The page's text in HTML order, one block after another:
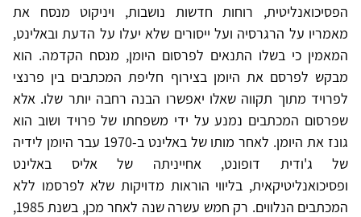
הפסיכואנליטית, רוחות חדשות נושבות, ויניקוט מנסח את
מאמריו על הרגרסיה ועל ייסורים שלא יעלו על הדעת ובאלינט,
המאמין כי בשלו התנאים לפרסום היומן, מנסח הקדמה. הוא
מבקש לפרסם את היומן בצירוף חליפת המכתבים בין פרנצי
לפרויד מתוך תקווה שאלו יאפשרו הבנה רחבה יותר שלו. אלא
שפרסום המכתבים נמנע על ידי משפחתו של פרויד ושוב הוא
גונז את היומן. לאחר מותו של באלינט ב-1970 עבר היומן לידיה
של ג'ודית דופונט, אחייניתה של אליס באלינט
ופסיכואנליטיקאית, בליווי הוראות מדויקות שלא לפרסמו ללא
המכתבים הנלווים. רק חמש עשרה שנה לאחר מכן, בשנת 1985,